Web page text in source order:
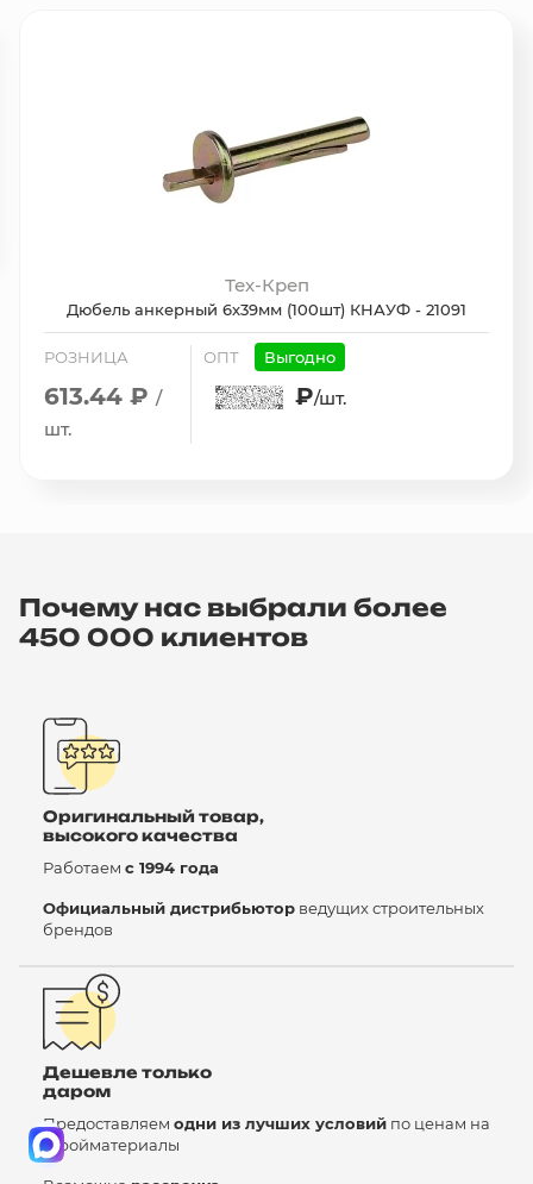
Тех-Креп
Дюбель анкерный 6х39мм (100шт) КНАУФ - 21091
РОЗНИЦА
613.44 ₽ /
шт.
ОПТ Выгодно
₽/шт.
Почему нас выбрали более
450 000 клиентов
Оригинальный товар,
высокого качества
Работаем с 1994 года
Официальный дистрибьютор ведущих строительных
брендов
Дешевле только
даром
Предоставляем одни из лучших условий по ценам на
стройматериалы